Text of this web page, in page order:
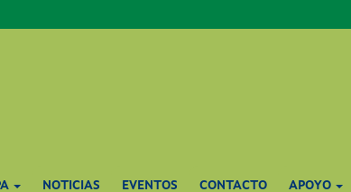
NOTICIAS EVENTOS CONTACTO APOYO